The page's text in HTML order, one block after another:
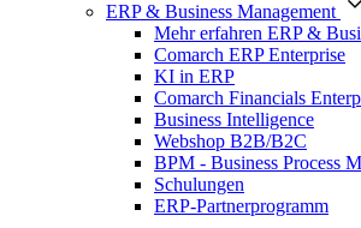
ERP & Business Management
Mehr erfahren ERP &
Comarch ERP Enterprise
KI in ERP
Comarch Financials
Business Intelligence
Webshop B2B/B2C
BPM - Business Process
Schulungen
ERP-Partnerprogramm